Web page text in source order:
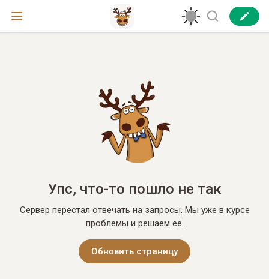
Упс, что-то пошло не так
Сервер перестал отвечать на запросы. Мы уже в курсе
проблемы и решаем её.
Обновить страницу